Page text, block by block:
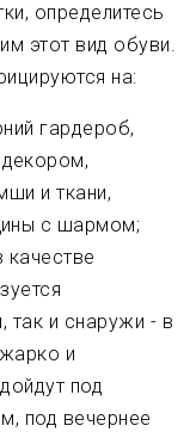
определитесь
этот вид обуви.
на:
гардероб,
и ткани,
с шармом;
качестве
так и снаружи - в
и
под
под вечернее